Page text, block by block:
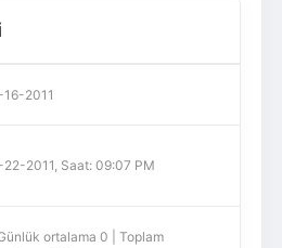
2011
2011, Saat: 09:07 PM
ortalama 0 | Toplam